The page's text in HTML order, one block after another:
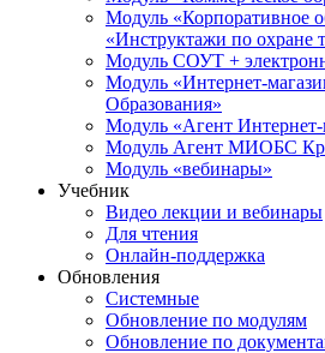
Модуль «Корпоративное
«Инструктажи по охране
Модуль СОУТ +
Модуль «Интернет-
Образования»
Модуль «Агент Интернет-
Модуль Агент МИОБС
Модуль «вебинары»
Учебник
Видео лекции и вебинары
Для чтения
Онлайн-поддержка
Обновления
Системные
Обновление по модулям
Обновление по